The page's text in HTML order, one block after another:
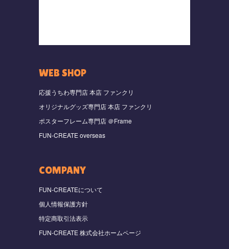
WEB SHOP
応援うちわ専門店 本店 ファンクリ
オリジナルグッズ専門店 本店 ファンクリ
ポスターフレーム専門店 ＠Frame
FUN-CREATE overseas
COMPANY
FUN-CREATEについて
個人情報保護方針
特定商取引法表示
FUN-CREATE 株式会社ホームページ